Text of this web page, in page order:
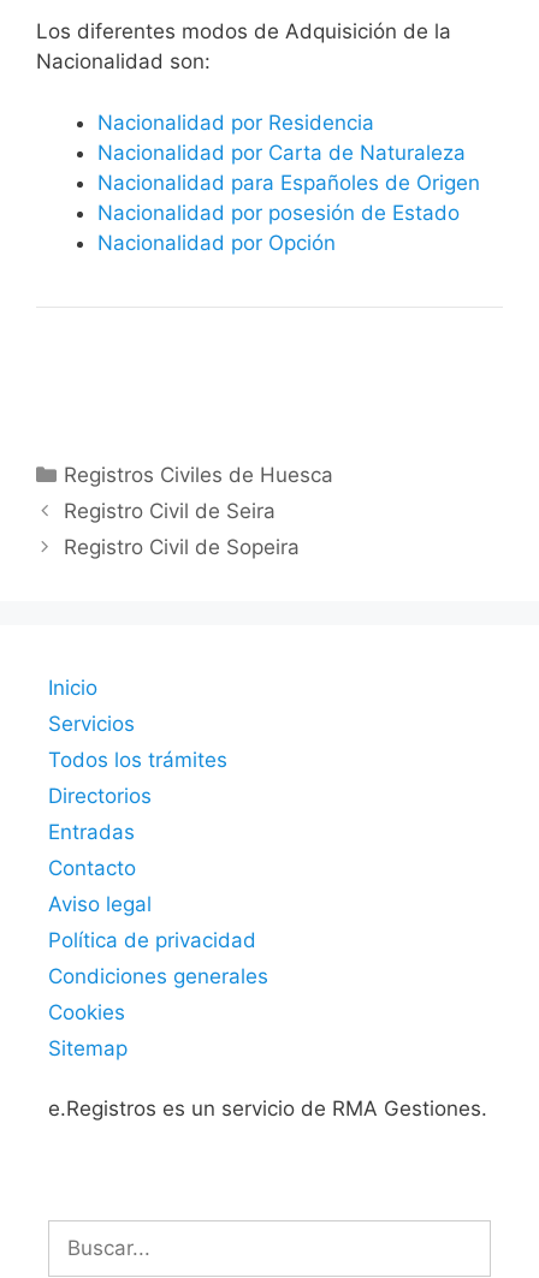
​​​Los diferentes modos de Adquisición de la
Nacionalidad son:
Nacionalidad por Residencia
Nacionalidad por Carta de Naturaleza
Nacionalidad para Españoles de Origen
Nacionalidad por posesión de Estado
Nacionalidad por Opción
Categorías
Registros Civiles de Huesca
Registro Civil de Seira
Registro Civil de Sopeira
Inicio
Servicios
Todos los trámites
Directorios
Entradas
Contacto
Aviso legal
Política de privacidad
Condiciones generales
Cookies
Sitemap
e.Registros es un servicio de RMA Gestiones.
Buscar: